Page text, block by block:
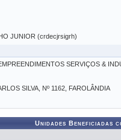
JUNIOR (crdecjrsigrh)
SERVIÇOS &
SILVA, Nº 1162, FAROLÂNDIA
Unidades Beneficiadas